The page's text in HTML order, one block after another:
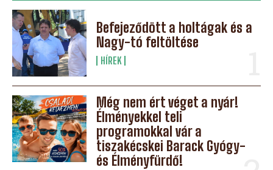
Befejeződött a holtágak és a
Nagy-tó feltöltése
HÍREK
Még nem ért véget a nyár!
Élményekkel teli
programokkal vár a
tiszakécskei Barack Gyógy-
és Élményfürdő!